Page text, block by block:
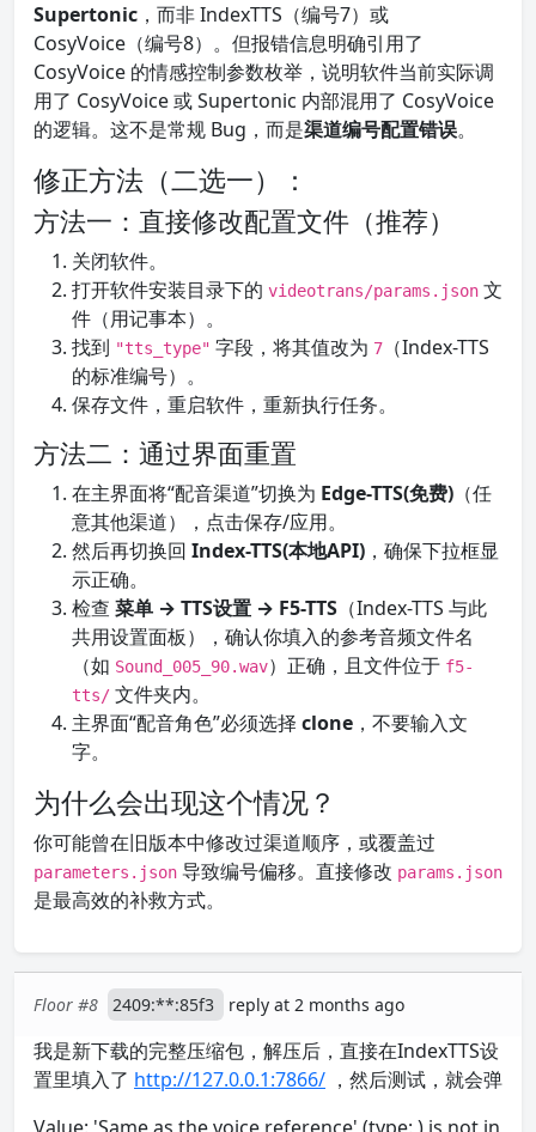
Supertonic ，而非 IndexTTS（编号7）或
CosyVoice（编号8）。但报错信息明确引用了
CosyVoice 的情感控制参数枚举，说明软件当前实际调
用了 CosyVoice 或 Supertonic 内部混用了 CosyVoice
的逻辑。这不是常规 Bug，而是渠道编号配置错误。
修正方法（二选一）：
方法一：直接修改配置文件（推荐）
关闭软件。
打开软件安装目录下的 videotrans/params.json 文
件（用记事本）。
找到 "tts_type" 字段，将其值改为 7
（Index-TTS
的标准编号）。
保存文件，重启软件，重新执行任务。
方法二：通过界面重置
在主界面将“配音渠道”切换为 Edge-TTS(免费) （任
意其他渠道），点击保存/应用。
然后再切换回 Index-TTS(本地API) ，确保下拉框显
示正确。
检查 菜单 → TTS设置 → F5-TTS （Index-TTS 与此
共用设置面板），确认你填入的参考音频文件名
（如 Sound_005_90.wav）正确，且文件位于 f5-
tts/ 文件夹内。
主界面“配音角色”必须选择 clone ，不要输入文
字。
为什么会出现这个情况？
你可能曾在旧版本中修改过渠道顺序，或覆盖过
parameters.json 导致编号偏移。直接修改 params.json
是最高效的补救方式。
Floor #8 2409:**:85f3 reply at 2 months ago
我是新下载的完整压缩包，解压后，直接在IndexTTS设
置里填入了 http://127.0.0.1:7866/ ，然后测试，就会弹